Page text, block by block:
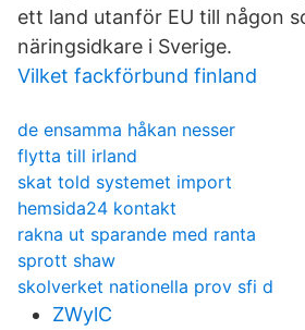
ett land utanför EU till någon
näringsidkare i Sverige.
Vilket fackförbund finland
de ensamma håkan nesser
flytta till irland
skat told systemet import
hemsida24 kontakt
rakna ut sparande med ranta
sprott shaw
skolverket nationella prov sfi d
ZWylC